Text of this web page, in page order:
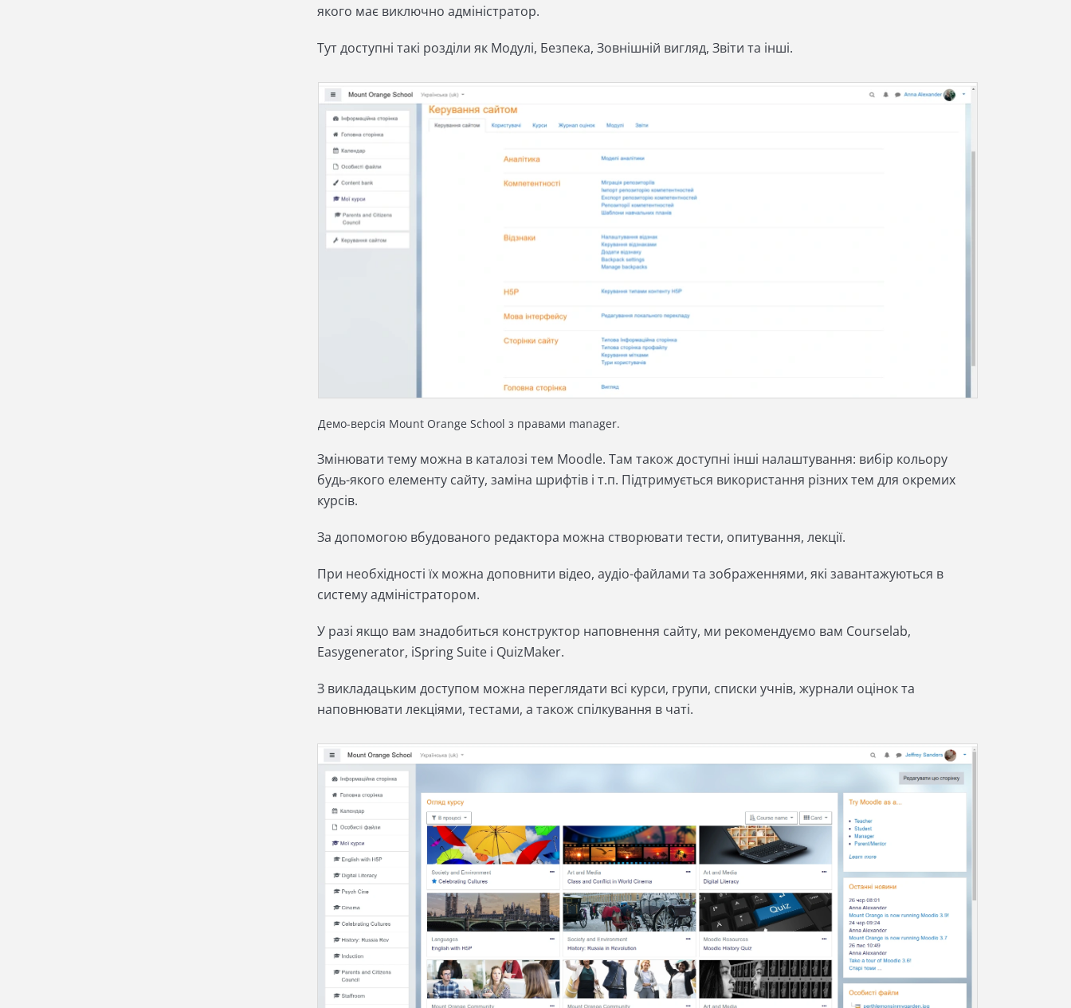
якого має виключно адміністратор.
Тут доступні такі розділи як Модулі, Безпека, Зовнішній вигляд, Звіти та інші.
Демо-версія Mount Orange School з правами manager.
Змінювати тему можна в каталозі тем Moodle. Там також доступні інші налаштування: вибір кольору
будь-якого елементу сайту, заміна шрифтів і т.п. Підтримується використання різних тем для окремих
курсів.
За допомогою вбудованого редактора можна створювати тести, опитування, лекції.
При необхідності їх можна доповнити відео, аудіо-файлами та зображеннями, які завантажуються в
систему адміністратором.
У разі якщо вам знадобиться конструктор наповнення сайту, ми рекомендуємо вам Courselab,
Easygenerator, iSpring Suite і QuizMaker.
З викладацьким доступом можна переглядати всі курси, групи, списки учнів, журнали оцінок та
наповнювати лекціями, тестами, а також спілкування в чаті.